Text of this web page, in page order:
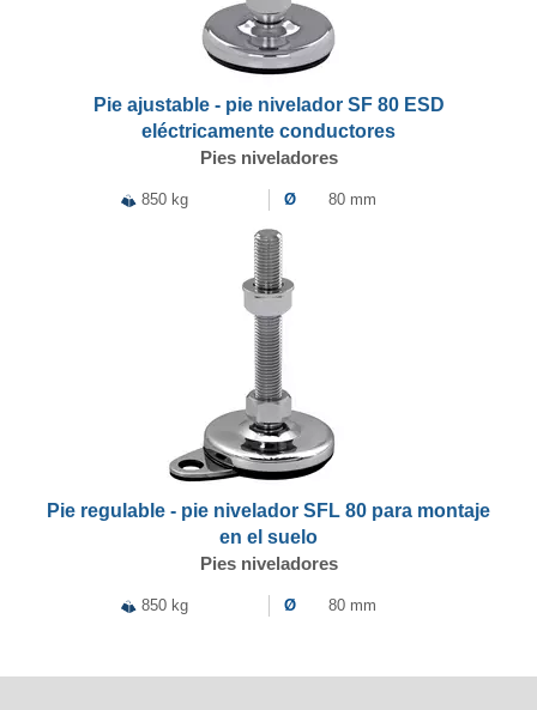
Pie ajustable - pie nivelador SF 80 ESD
eléctricamente conductores
Pies niveladores
850 kg Ø 80 mm
Pie regulable - pie nivelador SFL 80 para montaje
en el suelo
Pies niveladores
850 kg Ø 80 mm